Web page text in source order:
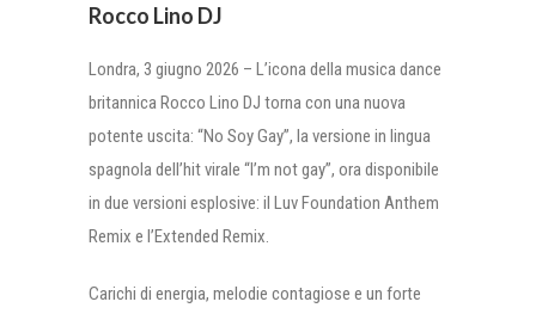
Rocco Lino DJ
Londra, 3 giugno 2026 – L’icona della musica dance
britannica Rocco Lino DJ torna con una nuova
potente uscita: “No Soy Gay”, la versione in lingua
spagnola dell’hit virale “I’m not gay”, ora disponibile
in due versioni esplosive: il Luv Foundation Anthem
Remix e l’Extended Remix.
Carichi di energia, melodie contagiose e un forte